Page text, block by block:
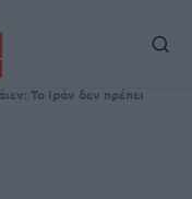
Το Ιράν δεν πρέπει